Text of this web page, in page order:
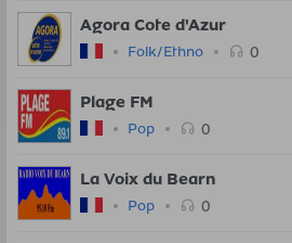
Agora Cote d'Azur
Folk/Ethno 0
Plage FM
Pop 0
La Voix du Bearn
Pop 0